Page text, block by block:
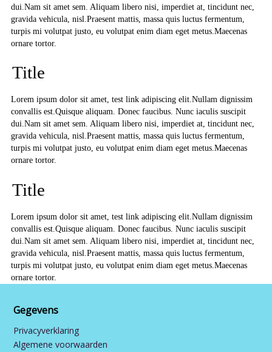
dui.Nam sit amet sem. Aliquam libero nisi, imperdiet at, tincidunt nec,
gravida vehicula, nisl.Praesent mattis, massa quis luctus fermentum,
turpis mi volutpat justo, eu volutpat enim diam eget metus.Maecenas
ornare tortor.
Title
Lorem ipsum dolor sit amet, test link adipiscing elit.Nullam dignissim
convallis est.Quisque aliquam. Donec faucibus. Nunc iaculis suscipit
dui.Nam sit amet sem. Aliquam libero nisi, imperdiet at, tincidunt nec,
gravida vehicula, nisl.Praesent mattis, massa quis luctus fermentum,
turpis mi volutpat justo, eu volutpat enim diam eget metus.Maecenas
ornare tortor.
Title
Lorem ipsum dolor sit amet, test link adipiscing elit.Nullam dignissim
convallis est.Quisque aliquam. Donec faucibus. Nunc iaculis suscipit
dui.Nam sit amet sem. Aliquam libero nisi, imperdiet at, tincidunt nec,
gravida vehicula, nisl.Praesent mattis, massa quis luctus fermentum,
turpis mi volutpat justo, eu volutpat enim diam eget metus.Maecenas
ornare tortor.
Gegevens
Privacyverklaring
Algemene voorwaarden